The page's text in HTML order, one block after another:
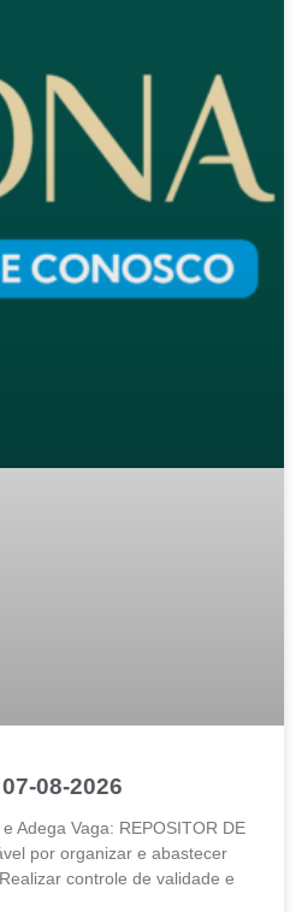
08-2026
Adega Vaga: REPOSITOR DE
por organizar e abastecer
controle de validade e